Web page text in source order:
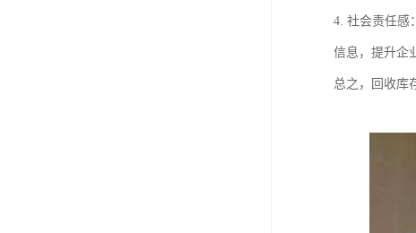
4. 社会责任感
信息，提升企
总之，回收库